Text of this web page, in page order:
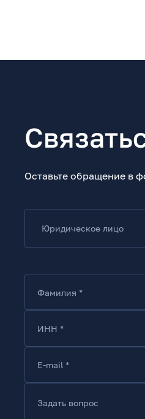
Оставьте обращение в
Юридическое лицо
Фамилия *
ИНН *
E-mail *
Задать вопрос